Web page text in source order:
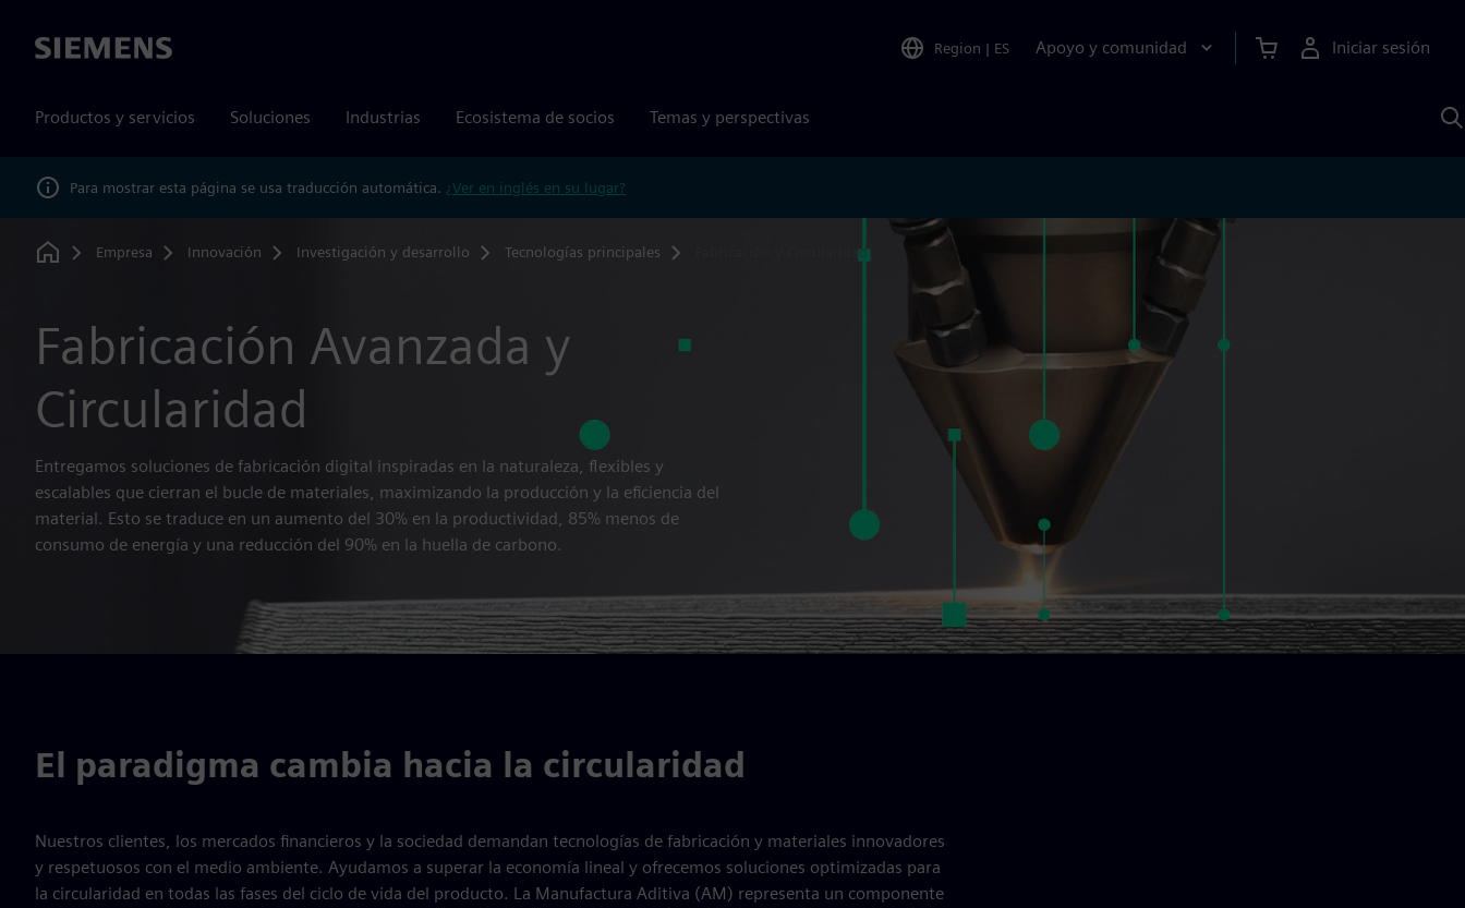
Siemens Region | ES Apoyo y comunidad Iniciar sesión
Productos y servicios Soluciones Industrias Ecosistema de socios Temas y perspectivas
Para mostrar esta página se usa traducción automática. ¿Ver en inglés en su lugar?
Home
Empresa Innovación Investigación y desarrollo Tecnologías principales Fabricación y Circularidad
Fabricación Avanzada y
Circularidad
Entregamos soluciones de fabricación digital inspiradas en la naturaleza, flexibles y
escalables que cierran el bucle de materiales, maximizando la producción y la eficiencia del
material. Esto se traduce en un aumento del 30% en la productividad, 85% menos de
consumo de energía y una reducción del 90% en la huella de carbono.
El paradigma cambia hacia la circularidad
Nuestros clientes, los mercados financieros y la sociedad demandan tecnologías de fabricación y materiales innovadores
y respetuosos con el medio ambiente. Ayudamos a superar la economía lineal y ofrecemos soluciones optimizadas para
la circularidad en todas las fases del ciclo de vida del producto. La Manufactura Aditiva (AM) representa un componente